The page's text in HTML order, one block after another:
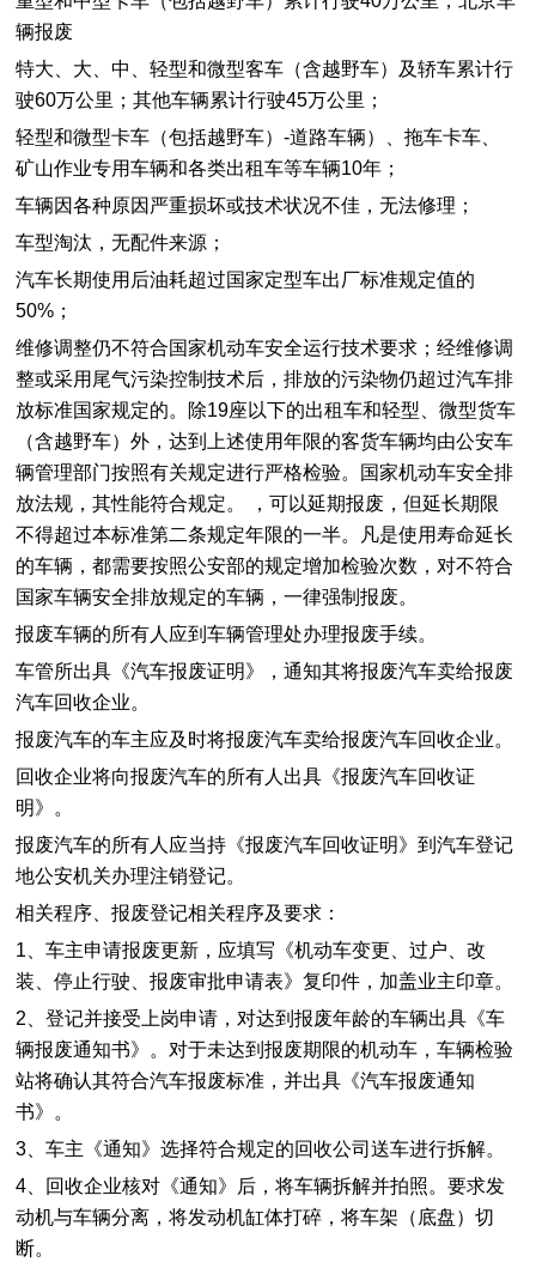
辆报废
特大、大、中、轻型和微型客车（含越野车）及轿车累计行
驶60万公里；其他车辆累计行驶45万公里；
轻型和微型卡车（包括越野车）-道路车辆）、拖车卡车、
矿山作业专用车辆和各类出租车等车辆10年；
车辆因各种原因严重损坏或技术状况不佳，无法修理；
车型淘汰，无配件来源；
汽车长期使用后油耗超过国家定型车出厂标准规定值的
50%；
维修调整仍不符合国家机动车安全运行技术要求；经维修调
整或采用尾气污染控制技术后，排放的污染物仍超过汽车排
放标准国家规定的。除19座以下的出租车和轻型、微型货车
（含越野车）外，达到上述使用年限的客货车辆均由公安车
辆管理部门按照有关规定进行严格检验。国家机动车安全排
放法规，其性能符合规定。 ，可以延期报废，但延长期限
不得超过本标准第二条规定年限的一半。凡是使用寿命延长
的车辆，都需要按照公安部的规定增加检验次数，对不符合
国家车辆安全排放规定的车辆，一律强制报废。
报废车辆的所有人应到车辆管理处办理报废手续。
车管所出具《汽车报废证明》，通知其将报废汽车卖给报废
汽车回收企业。
报废汽车的车主应及时将报废汽车卖给报废汽车回收企业。
回收企业将向报废汽车的所有人出具《报废汽车回收证
明》。
报废汽车的所有人应当持《报废汽车回收证明》到汽车登记
地公安机关办理注销登记。
相关程序、报废登记相关程序及要求：
1、车主申请报废更新，应填写《机动车变更、过户、改
装、停止行驶、报废审批申请表》复印件，加盖业主印章。
2、登记并接受上岗申请，对达到报废年龄的车辆出具《车
辆报废通知书》。对于未达到报废期限的机动车，车辆检验
站将确认其符合汽车报废标准，并出具《汽车报废通知
书》。
3、车主《通知》选择符合规定的回收公司送车进行拆解。
4、回收企业核对《通知》后，将车辆拆解并拍照。要求发
动机与车辆分离，将发动机缸体打碎，将车架（底盘）切
断。